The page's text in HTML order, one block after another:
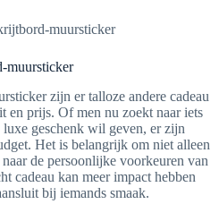
muursticker
zijn er talloze andere cadeau
en prijs. Of men nu zoekt naar iets
geschenk wil geven, er zijn
Het is belangrijk om niet alleen
de persoonlijke voorkeuren van
cadeau kan meer impact hebben
bij iemands smaak.